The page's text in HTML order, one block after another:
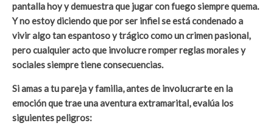
pantalla hoy y demuestra que jugar con fuego siempre quema.
Y no estoy diciendo que por ser infiel se está condenado a
vivir algo tan espantoso y trágico como un crimen pasional,
pero cualquier acto que involucre romper reglas morales y
sociales siempre tiene consecuencias.
Si amas a tu pareja y familia, antes de involucrarte en la
emoción que trae una aventura extramarital, evalúa los
siguientes peligros: